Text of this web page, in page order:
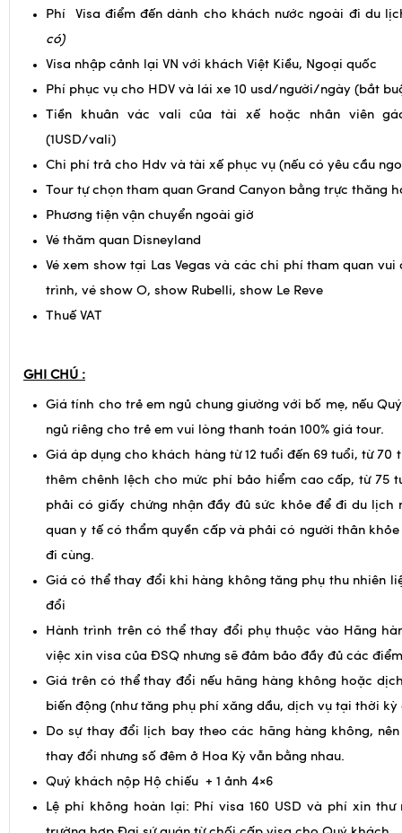
Phụ thu đối với khách nước ngoài đi du lịch từ Việt Nam.
Phí Visa điểm đến dành cho khách nước ngoài đi du
có)
Visa nhập cảnh lại VN với khách Việt Kiều, Ngoại quốc
Phí phục vụ cho HDV và lái xe 10 usd/người/ngày (bắt
Tiền khuân vác vali của tài xế hoặc nhân viên
(1USD/vali)
Chi phí trả cho Hdv và tài xế phục vụ (nếu có yêu cầu
Tour tự chọn tham quan Grand Canyon bằng trực thăng
Phương tiện vận chuyển ngoài giờ
Vé thăm quan Disneyland
Vé xem show tại Las Vegas và các chi phí tham quan
trình, vé show O, show Rubelli, show Le Reve
Giá tính cho trẻ em ngủ chung giường với bố mẹ, nếu
ngủ riêng cho trẻ em vui lòng thanh toán 100% giá tour.
Giá áp dụng cho khách hàng từ 12 tuổi đến 69 tuổi, từ 70
thêm chênh lệch cho mức phí bảo hiểm cao cấp, từ 75
phải có giấy chứng nhận đầy đủ sức khỏe để đi du lịch
quan y tế có thẩm quyền cấp và phải có người thân
đi cùng.
Giá có thể thay đổi khi hàng không tăng phụ thu nhiên
đổi
Hành trình trên có thể thay đổi phụ thuộc vào Hãng
việc xin visa của ĐSQ nhưng sẽ đảm bảo đầy đủ các
Giá trên có thể thay đổi nếu hãng hàng không hoặc
biến động (như tăng phụ phí xăng dầu, dịch vụ tại thời
Do sự thay đổi lịch bay theo các hãng hàng không,
thay đổi nhưng số đêm ở Hoa Kỳ vẫn bằng nhau.
Quý khách nộp Hộ chiếu + 1 ảnh 4×6
Lệ phí không hoàn lại: Phí visa 160 USD và phí xin thư